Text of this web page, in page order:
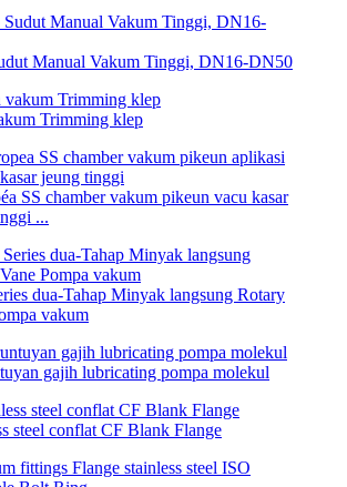
Manual Vakum Tinggi, DN16-DN50
Trimming klep
SS chamber vakum pikeun vacu kasar
...
dua-Tahap Minyak langsung Rotary
vakum
gajih lubricating pompa molekul
steel conflat CF Blank Flange